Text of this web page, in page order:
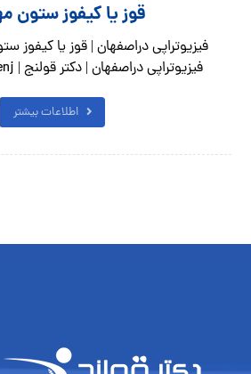
قوز یا کیفوز ستون
فیزیوتراپی دراصفهان | قوز یا کیفوز
فیزیوتراپی دراصفهان | دکتر قولنج | dr gholenj | روش ...
اطلاعات بیشتر